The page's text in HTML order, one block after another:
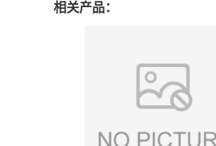
相关产品：